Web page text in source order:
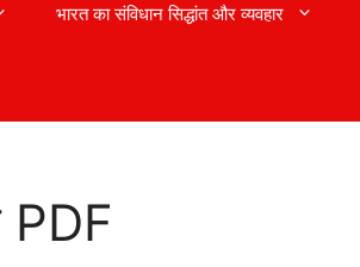
भारत का संविधान सिद्धांत और व्यवहार
PDF